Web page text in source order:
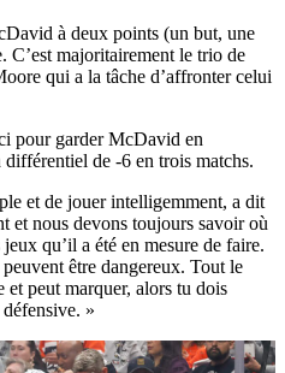
à deux points (un but, une
C’est majoritairement le trio de
qui a la tâche d’affronter celui
pour garder McDavid en
de -6 en trois matchs.
et de jouer intelligemment, a dit
et nous devons toujours savoir où
qu’il a été en mesure de faire.
être dangereux. Tout le
et peut marquer, alors tu dois
»